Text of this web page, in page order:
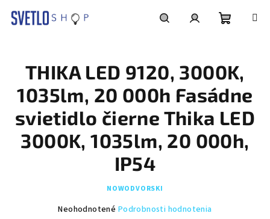
košík
THIKA LED 9120, 3000K,
1035lm, 20 000h Fasádne
svietidlo čierne Thika LED
3000K, 1035lm, 20 000h,
IP54
NOWODVORSKI
Priemerné
Neohodnotené Podrobnosti hodnotenia